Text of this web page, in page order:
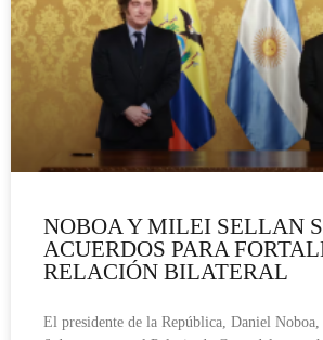
NOBOA Y MILEI SELLAN
ACUERDOS PARA
RELACIÓN BILATERAL
El presidente de la República, Daniel Noboa,